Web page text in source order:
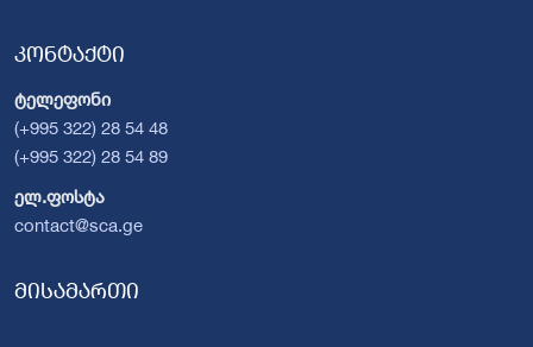
კონტაქტი
ტელეფონი
(+995 322) 28 54 48
(+995 322) 28 54 89
ელ.ფოსტა
contact@sca.ge
მისამართი